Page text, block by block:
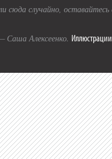
сюда случайно,
Саша Алексеенко. Иллюстрации